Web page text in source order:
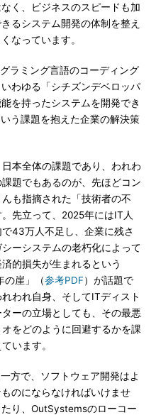
く、ビジネスのスピードも加
るシステム開発の体制を整え
なっています。
ラミング言語のコーディング
わゆる「シチズンデベロッパ
を持ったシステムを開発でき
う課題を抱えた企業の解決策
本全体の課題であり、われわ
題でもあるのが、先ほどコン
も指摘された「技術者の不
。先立って、2025年にはIT人
43万人不足し、企業に残さ
ーシステムの老朽化によって
的損失が生まれるという
の崖」（参考PDF）が話題で
われ自身、そしてITディスト
ターの立場としても、その最悪
をどのように回避するかを課
います。
方で、ソフトウェア開発はよ
のにならなければいけませ
り、OutSystemsのローコー